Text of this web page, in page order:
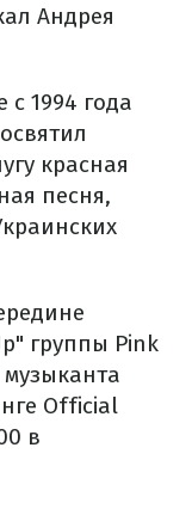
Андрея
1994 года
красная
песня,
группы Pink
Official
в